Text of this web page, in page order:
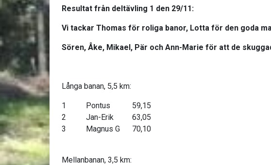
Resultat från deltävling 1 den 29/11:
Vi tackar Thomas för roliga banor, Lotta för den goda
Sören, Åke, Mikael, Pär och Ann-Marie för att de
Långa banan, 5,5 km:
1 Pontus
59,15
2
Jan-Erik
63,05
3
Magnus G 70,10
Mellanbanan, 3,5 km: